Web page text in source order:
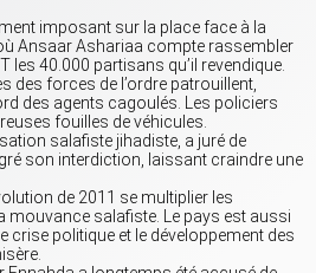
imposant sur la place face à la
Ansaar Ashariaa compte rassembler
les 40.000 partisans qu’il revendique.
des forces de l’ordre patrouillent,
des agents cagoulés. Les policiers
fouilles de véhicules.
salafiste jihadiste, a juré de
son interdiction, laissant craindre une
de 2011 se multiplier les
mouvance salafiste. Le pays est aussi
crise politique et le développement des